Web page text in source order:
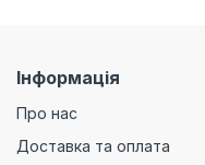
Інформація
Про нас
Доставка та оплата